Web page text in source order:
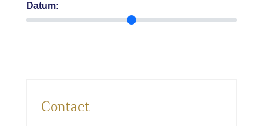
Contact
Datum: